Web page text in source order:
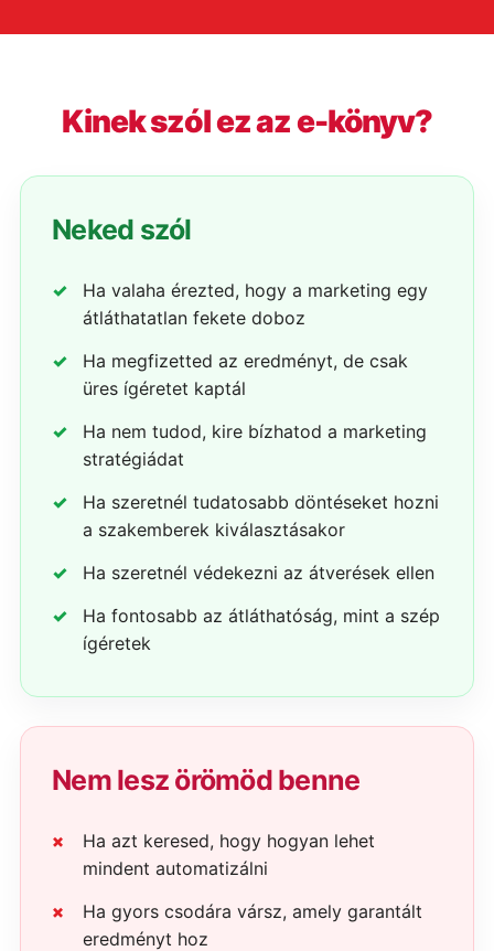
Kinek szól ez az e-könyv?
Neked szól
Ha valaha érezted, hogy a marketing egy
átláthatatlan fekete doboz
Ha megfizetted az eredményt, de csak
üres ígéretet kaptál
Ha nem tudod, kire bízhatod a marketing
stratégiádat
Ha szeretnél tudatosabb döntéseket hozni
a szakemberek kiválasztásakor
Ha szeretnél védekezni az átverések ellen
Ha fontosabb az átláthatóság, mint a szép
ígéretek
Nem lesz örömöd benne
Ha azt keresed, hogy hogyan lehet
mindent automatizálni
Ha gyors csodára vársz, amely garantált
eredményt hoz